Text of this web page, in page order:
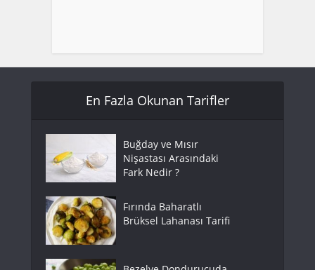
En Fazla Okunan Tarifler
Buğday ve Mısır
Nişastası Arasındaki
Fark Nedir ?
Fırında Baharatlı
Brüksel Lahanası Tarifi